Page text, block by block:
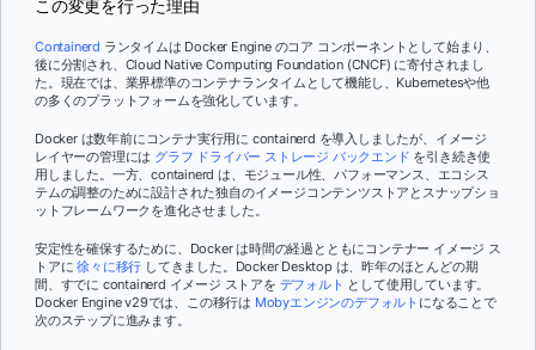
この変更を行った理由
Containerd ランタイムは Docker Engine のコア コンポーネントとして始まり、
後に分割され、Cloud Native Computing Foundation (CNCF) に寄付されまし
た。現在では、業界標準のコンテナランタイムとして機能し、Kubernetesや他
の多くのプラットフォームを強化しています。
Docker は数年前にコンテナ実行用に containerd を導入しましたが、イメージ
レイヤーの管理には グラフ ドライバー ストレージ バックエンド を引き続き使
用しました。一方、containerd は、モジュール性、パフォーマンス、エコシス
テムの調整のために設計された独自のイメージコンテンツストアとスナップショ
ットフレームワークを進化させました。
安定性を確保するために、Docker は時間の経過とともにコンテナー イメージ ス
トアに徐々に移行 してきました。Docker Desktop は、昨年のほとんどの期
間、すでに containerd イメージ ストアを デフォルト として使用しています。
Docker Engine v29では、この移行は Mobyエンジンのデフォルト になることで
次のステップに進みます。